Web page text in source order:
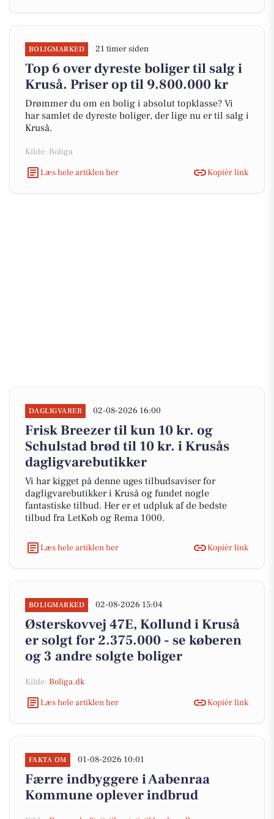
BOLIGMARKED 21 timer siden
Top 6 over dyreste boliger til salg i
Kruså. Priser op til 9.800.000 kr
Drømmer du om en bolig i absolut topklasse? Vi
har samlet de dyreste boliger, der lige nu er til salg i
Kruså.
Kilde: Boliga
Læs hele artiklen her
Kopiér link
DAGLIGVARER 02-08-2026 16:00
Frisk Breezer til kun 10 kr. og
Schulstad brød til 10 kr. i Krusås
dagligvarebutikker
Vi har kigget på denne uges tilbudsaviser for
dagligvarebutikker i Kruså og fundet nogle
fantastiske tilbud. Her er et udpluk af de bedste
tilbud fra LetKøb og Rema 1000.
Læs hele artiklen her Kopiér link
BOLIGMARKED 02-08-2026 15:04
Østerskovvej 47E, Kollund i Kruså
er solgt for 2.375.000 - se køberen
og 3 andre solgte boliger
Kilde: Boliga.dk
Læs hele artiklen her
Kopiér link
FAKTA OM 01-08-2026 10:01
Færre indbyggere i Aabenraa
Kommune oplever indbrud